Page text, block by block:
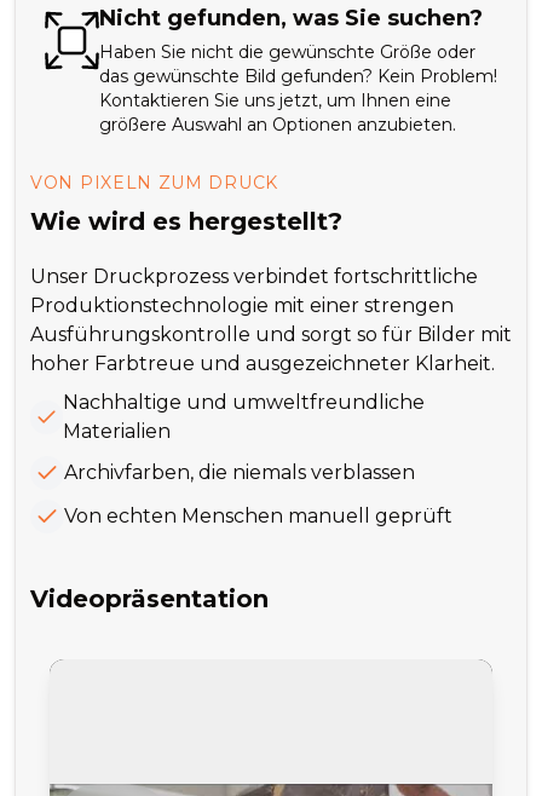
Nicht gefunden, was Sie suchen?
Haben Sie nicht die gewünschte Größe oder
das gewünschte Bild gefunden? Kein Problem!
Kontaktieren Sie uns jetzt, um Ihnen eine
größere Auswahl an Optionen anzubieten.
VON PIXELN ZUM DRUCK
Wie wird es hergestellt?
Unser Druckprozess verbindet fortschrittliche
Produktionstechnologie mit einer strengen
Ausführungskontrolle und sorgt so für Bilder mit
hoher Farbtreue und ausgezeichneter Klarheit.
Nachhaltige und umweltfreundliche
Materialien
Archivfarben, die niemals verblassen
Von echten Menschen manuell geprüft
Videopräsentation